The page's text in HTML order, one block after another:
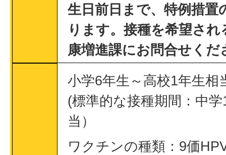
生日前日まで、特例措置
ります。接種を希望され
康増進課にお問合せくだ
小学6年生～高校1年生
(標準的な接種期間：中
当）
ワクチンの種類：9価